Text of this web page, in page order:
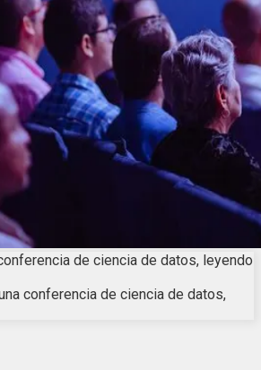
de ciencia de datos, leyendo
conferencia de ciencia de datos,